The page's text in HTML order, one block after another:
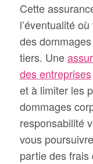
Cette
l’éventualité
des
tiers. Une
des entreprises
et à limiter les
dommages
responsabilité
vous
partie des frais